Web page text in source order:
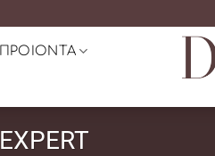
ΠΡΟΙΟΝΤΑ